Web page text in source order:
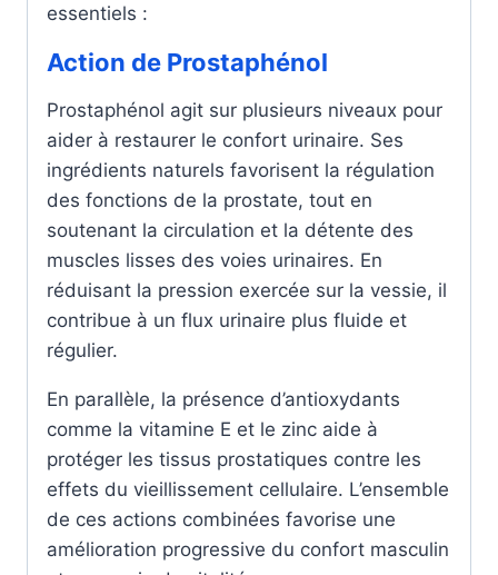
essentiels :
Action de Prostaphénol
Prostaphénol agit sur plusieurs niveaux pour
aider à restaurer le confort urinaire. Ses
ingrédients naturels favorisent la régulation
des fonctions de la prostate, tout en
soutenant la circulation et la détente des
muscles lisses des voies urinaires. En
réduisant la pression exercée sur la vessie, il
contribue à un flux urinaire plus fluide et
régulier.
En parallèle, la présence d’antioxydants
comme la vitamine E et le zinc aide à
protéger les tissus prostatiques contre les
effets du vieillissement cellulaire. L’ensemble
de ces actions combinées favorise une
amélioration progressive du confort masculin